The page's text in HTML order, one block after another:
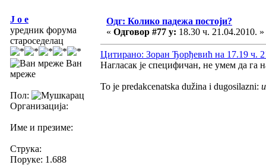
J o e
уредник форума
староседелац
Ван
мреже
Пол:
Организација:
Име и презиме:
Струка:
Поруке: 1.688
Одг: Колико падежа постоји?
« Одговор #77 у: 18.30 ч. 21.04.2010. »
Цитирано: Зоран Ђорђевић на 17.19 ч.
Нагласак је специфичан, не умем да
To je predakcenatska dužina i dugosilazni: